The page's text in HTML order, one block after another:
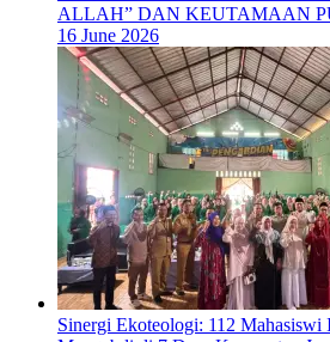
ALLAH” DAN KEUTAMAAN
16 June 2026
‎Sinergi Ekoteologi: 112 Mahasiswi